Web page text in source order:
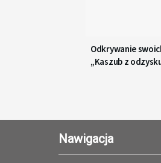
Odkrywanie
„Kaszub z
Nawigacja